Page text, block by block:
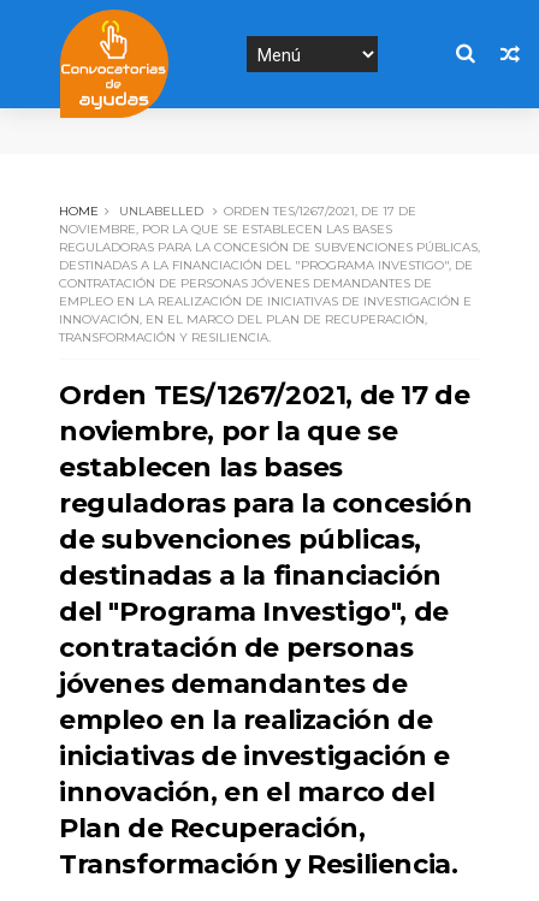
HOME UNLABELLED
ORDEN TES/1267/2021, DE 17 DE
NOVIEMBRE, POR LA QUE SE ESTABLECEN LAS BASES
REGULADORAS PARA LA CONCESIÓN DE SUBVENCIONES PÚBLICAS,
DESTINADAS A LA FINANCIACIÓN DEL "PROGRAMA INVESTIGO", DE
CONTRATACIÓN DE PERSONAS JÓVENES DEMANDANTES DE
EMPLEO EN LA REALIZACIÓN DE INICIATIVAS DE INVESTIGACIÓN E
INNOVACIÓN, EN EL MARCO DEL PLAN DE RECUPERACIÓN,
TRANSFORMACIÓN Y RESILIENCIA.
Orden TES/1267/2021, de 17 de
noviembre, por la que se
establecen las bases
reguladoras para la concesión
de subvenciones públicas,
destinadas a la financiación
del "Programa Investigo", de
contratación de personas
jóvenes demandantes de
empleo en la realización de
iniciativas de investigación e
innovación, en el marco del
Plan de Recuperación,
Transformación y Resiliencia.